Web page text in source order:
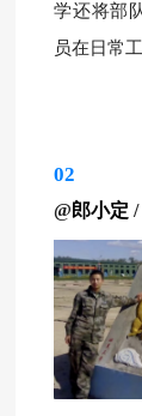
学还将部
员在日常
02
@郎小定 /